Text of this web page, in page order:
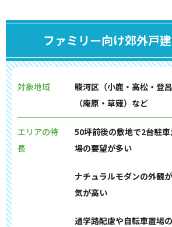
ファミリー向け郊外戸
対象地域
駿河区（小鹿・高松・登
（庵原・草薙）など
エリアの特
長
50坪前後の敷地で2台駐
場の要望が多い
ナチュラルモダンの外観
気が高い
通学路配慮や自転車置場